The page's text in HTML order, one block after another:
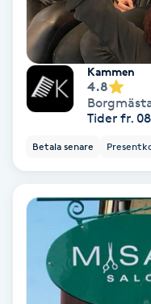
Diamantslipning
Enzympeeling
Extensions borttagning
Eyeliner-tatuering
Face framing
Kammen
4.8
Tider fr.
Betala senare